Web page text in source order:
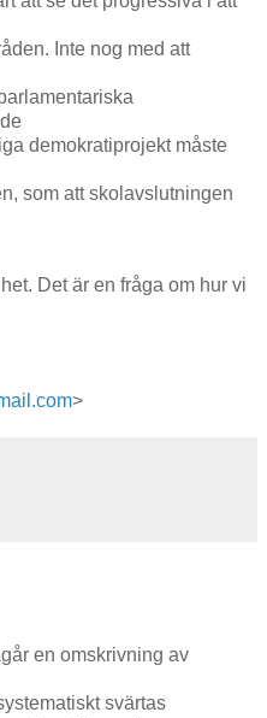
Inte nog med att
demokratiprojekt måste
som att skolavslutningen
Det är en fråga om hur vi
>
en omskrivning av
svärtas